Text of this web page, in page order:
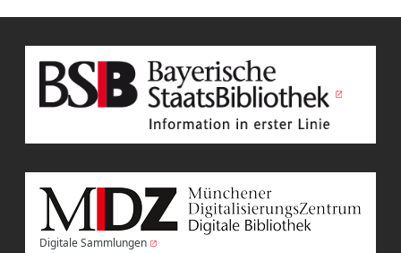
Digitale Sammlungen